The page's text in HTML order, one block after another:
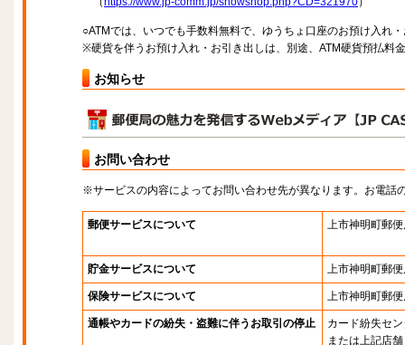
○ATMでは、いつでも手数料無料で、ゆうちょ口座のお預け入れ
※硬貨を伴うお預け入れ・お引き出しは、別途、ATM硬貨預払料
お知らせ
お問い合わせ
※サービスの内容によってお問い合わせ先が異なります。お電話
郵便サービスについて 上市神明町郵
貯金サービスについて 上市神明町郵
保険サービスについて 上市神明町郵
通帳やカードの紛失・盗難に伴うお取引の停止
カード紛失セ
または上記店舗